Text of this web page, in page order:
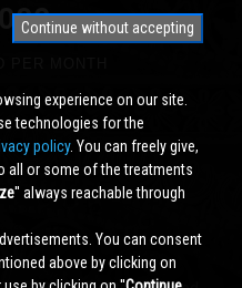
MONTH
Continue without accepting
experience on our site.
technologies for the
policy. You can freely give,
all or some of the treatments
'' always reachable through
You can consent
above by clicking on